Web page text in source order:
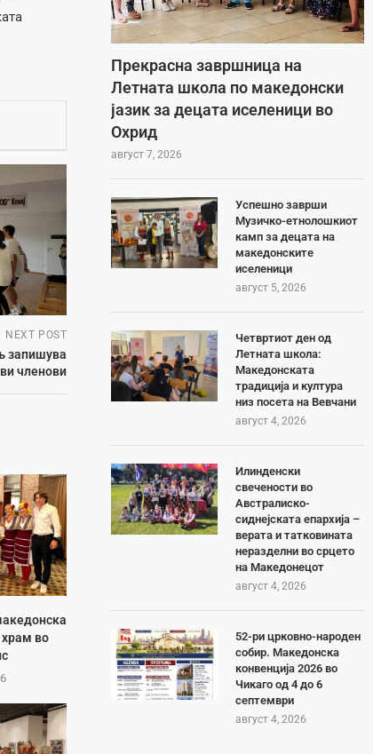
NEXT POST
запишува
членови
храм во
Прекрасна завршница на
Летната школа по македонски
јазик за децата иселеници во
Охрид
август 7, 2026
Успешно заврши
Музичко-етнолошкиот
камп за децата на
македонските
иселеници
август 5, 2026
Четвртиот ден од
Летната школа:
Македонската
традиција и култура
низ посета на Вевчани
август 4, 2026
Илинденски
свечености во
Австралиско-
сиднејската епархија –
верата и татковината
неразделни во срцето
на Македонецот
август 4, 2026
52-ри црковно-народен
собир. Македонска
конвенција 2026 во
Чикаго од 4 до 6
септември
август 4, 2026